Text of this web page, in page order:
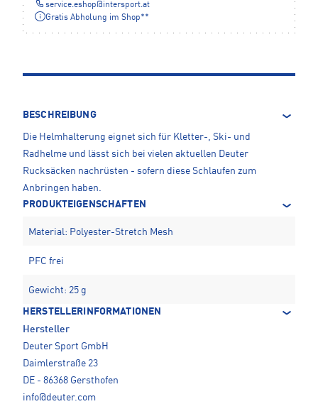
service.eshop@intersport.at
Gratis Abholung im Shop**
BESCHREIBUNG
Die Helmhalterung eignet sich für Kletter-, Ski- und
Radhelme und lässt sich bei vielen aktuellen Deuter
Rucksäcken nachrüsten - sofern diese Schlaufen zum
Anbringen haben.
PRODUKTEIGENSCHAFTEN
Material: Polyester-Stretch Mesh
PFC frei
Gewicht: 25 g
HERSTELLERINFORMATIONEN
Hersteller
Deuter Sport GmbH
Daimlerstraße 23
DE - 86368 Gersthofen
info@deuter.com